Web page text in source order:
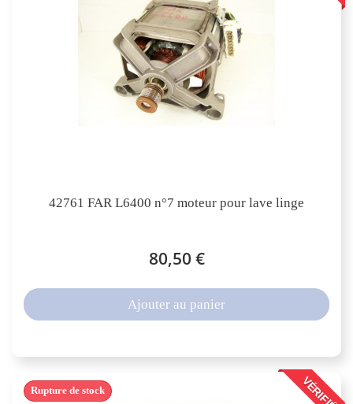
42761 FAR L6400 n°7 moteur pour lave linge
80,50 €
Ajouter au panier
VÉRIFIÉ
Rupture de stock